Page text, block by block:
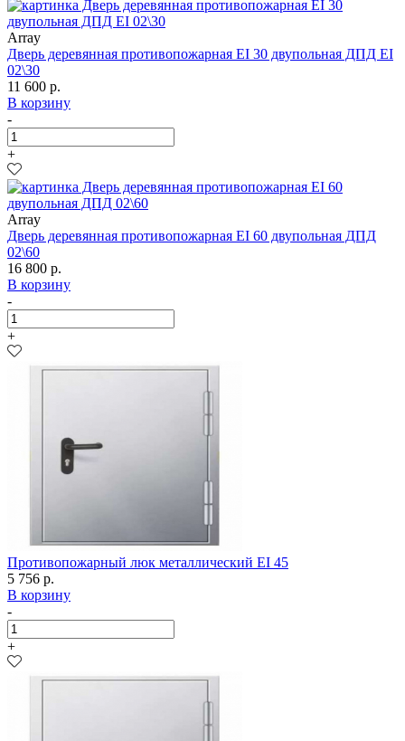
Array
Дверь деревянная противопожарная EI 30 двупольная ДПД EI
02\30
11 600 р.
В корзину
-
+
Array
Дверь деревянная противопожарная EI 60 двупольная ДПД
02\60
16 800 р.
В корзину
-
+
Противопожарный люк металлический EI 45
5 756 р.
В корзину
-
+